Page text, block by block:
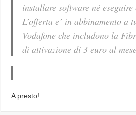
installare software né
L’offerta e’ in abbinamento a
Vodafone che includono la
di attivazione di 3 euro al
A presto!